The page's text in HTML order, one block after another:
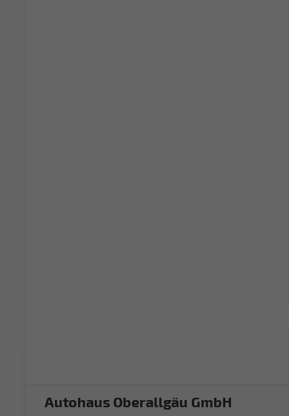
Autohaus Oberallgäu GmbH